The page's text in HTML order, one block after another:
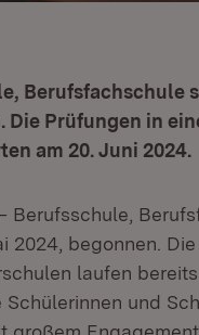
Berufsfachschule
Die Prüfungen in
am 20. Juni 2024.
Berufsschule,
2024, begonnen.
laufen
und